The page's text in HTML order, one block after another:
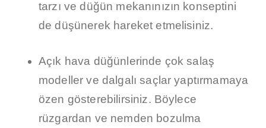
tarzı ve düğün mekanınızın konseptini
de düşünerek hareket etmelisiniz.
Açık hava düğünlerinde çok salaş
modeller ve dalgalı saçlar yaptırmamaya
özen gösterebilirsiniz. Böylece
rüzgardan ve nemden bozulma